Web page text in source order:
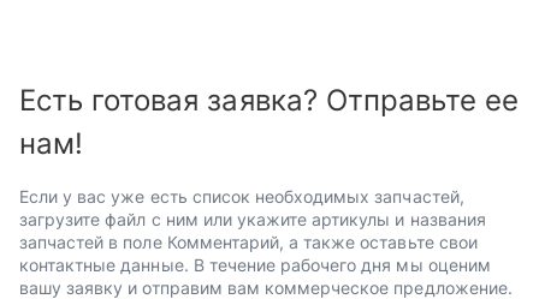
Есть готовая заявка? Отправьте ее
нам!
Если у вас уже есть список необходимых запчастей,
загрузите файл с ним или укажите артикулы и названия
запчастей в поле Комментарий, а также оставьте свои
контактные данные. В течение рабочего дня мы оценим
вашу заявку и отправим вам коммерческое предложение.